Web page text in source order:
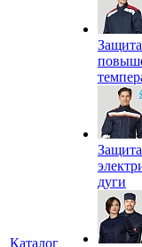
Каталог
дуги